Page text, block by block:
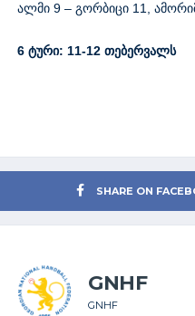
ალმი 9 – გორბიცი 11,
6 ტური: 11-12 თებერვალს
SHARE ON
GNHF
GNHF